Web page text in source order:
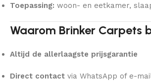
Toepassing: woon- en eetkamer,
Waarom Brinker Carpets
Altijd de allerlaagste prijsgarantie
Direct contact via WhatsApp of e-